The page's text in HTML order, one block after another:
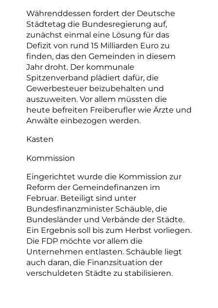
Währenddessen fordert der Deutsche
Städtetag die Bundesregierung auf,
zunächst einmal eine Lösung für das
Defizit von rund 15 Milliarden Euro zu
finden, das den Gemeinden in diesem
Jahr droht. Der kommunale
Spitzenverband plädiert dafür, die
Gewerbesteuer beizubehalten und
auszuweiten. Vor allem müssten die
heute befreiten Freiberufler wie Ärzte und
Anwälte einbezogen werden.
Kasten
Kommission
Eingerichtet wurde die Kommission zur
Reform der Gemeindefinanzen im
Februar. Beteiligt sind unter
Bundesfinanzminister Schäuble, die
Bundesländer und Verbände der Städte.
Ein Ergebnis soll bis zum Herbst vorliegen.
Die FDP möchte vor allem die
Unternehmen entlasten. Schäuble liegt
auch daran, die Finanzsituation der
verschuldeten Städte zu stabilisieren.